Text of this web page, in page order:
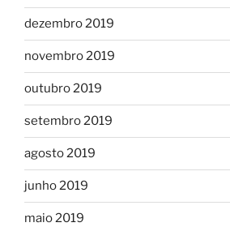
dezembro 2019
novembro 2019
outubro 2019
setembro 2019
agosto 2019
junho 2019
maio 2019